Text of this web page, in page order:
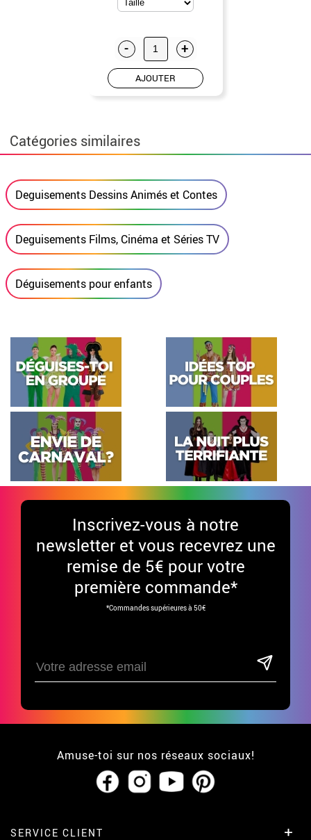
- +
AJOUTER
Catégories similaires
Deguisements Dessins Animés et Contes
Deguisements Films, Cinéma et Séries TV
Déguisements pour enfants
Inscrivez-vous à notre
newsletter et vous recevrez une
remise de 5€ pour votre
première commande*
*Commandes supérieures à 50€
Amuse-toi sur nos réseaux sociaux!
SERVICE CLIENT